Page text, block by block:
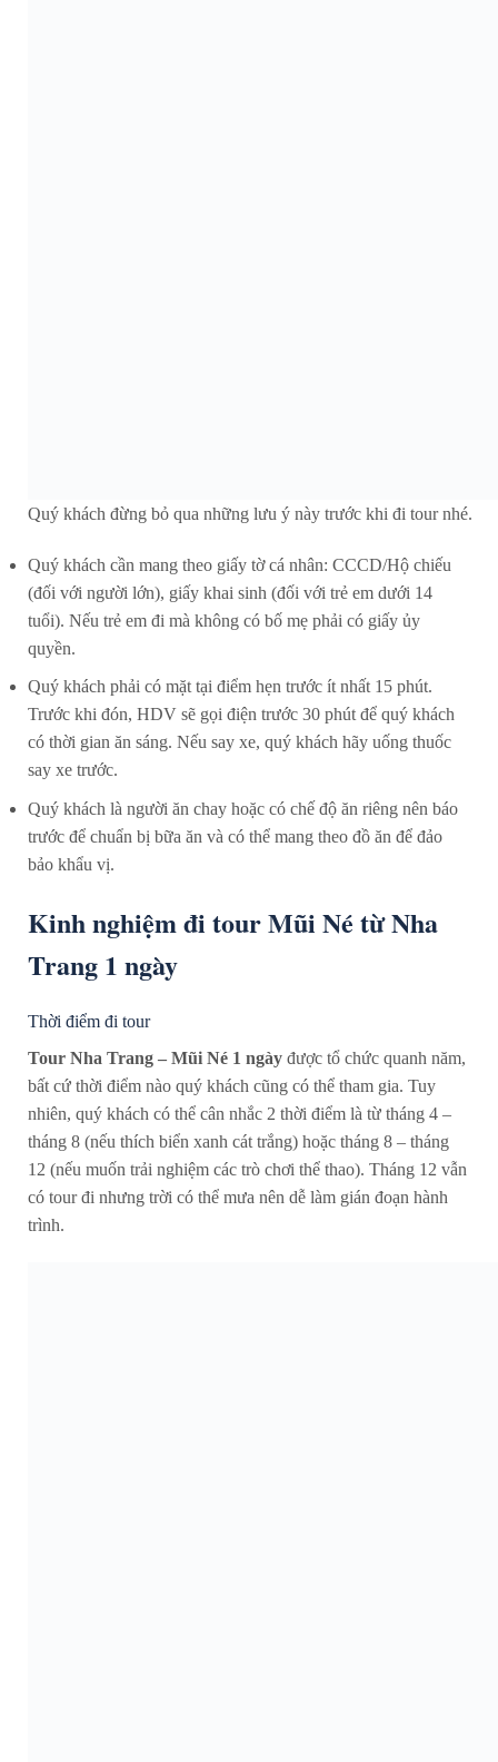
Quý khách đừng bỏ qua những lưu ý này trước khi đi tour nhé.
Quý khách cần mang theo giấy tờ cá nhân: CCCD/Hộ chiếu
(đối với người lớn), giấy khai sinh (đối với trẻ em dưới 14
tuổi). Nếu trẻ em đi mà không có bố mẹ phải có giấy ủy
quyền.
Quý khách phải có mặt tại điểm hẹn trước ít nhất 15 phút.
Trước khi đón, HDV sẽ gọi điện trước 30 phút để quý khách
có thời gian ăn sáng. Nếu say xe, quý khách hãy uống thuốc
say xe trước.
Quý khách là người ăn chay hoặc có chế độ ăn riêng nên báo
trước để chuẩn bị bữa ăn và có thể mang theo đồ ăn để đảo
bảo khẩu vị.
Kinh nghiệm đi tour Mũi Né từ Nha
Trang 1 ngày
Thời điểm đi tour
Tour Nha Trang – Mũi Né 1 ngày được tổ chức quanh năm,
bất cứ thời điểm nào quý khách cũng có thể tham gia. Tuy
nhiên, quý khách có thể cân nhắc 2 thời điểm là từ tháng 4 –
tháng 8 (nếu thích biển xanh cát trắng) hoặc tháng 8 – tháng
12 (nếu muốn trải nghiệm các trò chơi thể thao). Tháng 12 vẫn
có tour đi nhưng trời có thể mưa nên dễ làm gián đoạn hành
trình.